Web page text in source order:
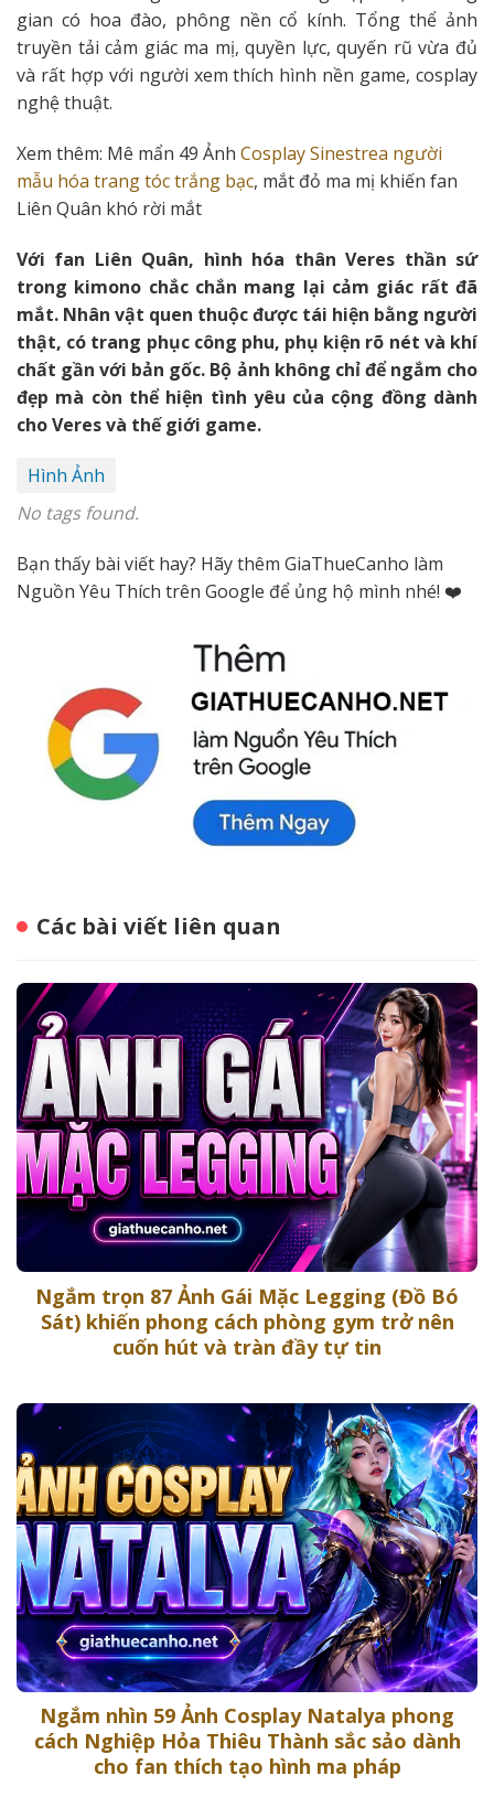
gian có hoa đào, phông nền cổ kính. Tổng thể ảnh
truyền tải cảm giác ma mị, quyền lực, quyến rũ vừa đủ
và rất hợp với người xem thích hình nền game, cosplay
nghệ thuật.
Xem thêm: Mê mẩn 49 Ảnh Cosplay Sinestrea người
mẫu hóa trang tóc trắng bạc, mắt đỏ ma mị khiến fan
Liên Quân khó rời mắt
Với fan Liên Quân, hình hóa thân Veres thần sứ
trong kimono chắc chắn mang lại cảm giác rất đã
mắt. Nhân vật quen thuộc được tái hiện bằng người
thật, có trang phục công phu, phụ kiện rõ nét và khí
chất gần với bản gốc. Bộ ảnh không chỉ để ngắm cho
đẹp mà còn thể hiện tình yêu của cộng đồng dành
cho Veres và thế giới game.
Hình Ảnh
No tags found.
Bạn thấy bài viết hay? Hãy thêm GiaThueCanho làm
Nguồn Yêu Thích trên Google để ủng hộ mình nhé! ❤️
Các bài viết liên quan
Ngắm trọn 87 Ảnh Gái Mặc Legging (Đồ Bó
Sát) khiến phong cách phòng gym trở nên
cuốn hút và tràn đầy tự tin
Ngắm nhìn 59 Ảnh Cosplay Natalya phong
cách Nghiệp Hỏa Thiêu Thành sắc sảo dành
cho fan thích tạo hình ma pháp